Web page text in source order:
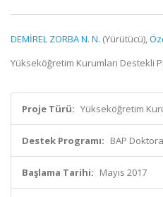
DEMİREL ZORBA N. N. (Yürütücü),
Yükseköğretim Kurumları Destekli
Proje Türü: Yükseköğretim
Destek Programı: BAP Doktora
Başlama Tarihi: Mayıs 2017